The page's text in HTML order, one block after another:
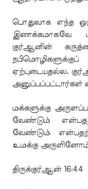
பொதுவாக எந்த
இணக்கமாகவே
குர்ஆனின்
ஏற்புடையதல்ல.
அனுப்பப்பட்டார்கள்
மக்களுக்கு
வேண்டும்
வேண்டும்
உமக்கு
திருக்குர்ஆன் 16:44